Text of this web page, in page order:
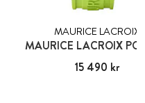
MAURICE LACROIX
MAURICE LACROIX
Pris: 15 490 kr
15 490 kr